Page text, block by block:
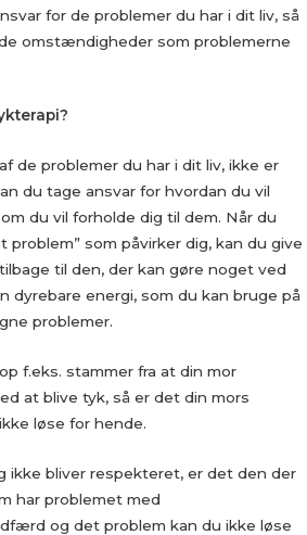
for de problemer du har i dit liv, så
omstændigheder som problemerne
de problemer du har i dit liv, ikke er
du tage ansvar for hvordan du vil
du vil forholde dig til dem. Når du
problem” som påvirker dig, kan du give
til den, der kan gøre noget ved
dyrebare energi, som du kan bruge på
problemer.
f.eks. stammer fra at din mor
at blive tyk, så er det din mors
løse for hende.
bliver respekteret, er det den der
har problemet med
og det problem kan du ikke løse